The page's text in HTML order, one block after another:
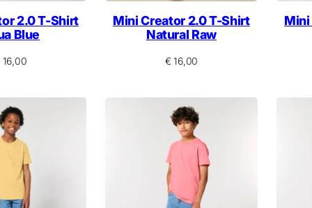
2.0 T-Shirt
Blue
16,00
Mini Creator 2.0 T-Shirt
Natural Raw
€16,00
Mini